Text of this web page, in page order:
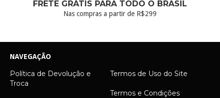
FRETE GRÁTIS PARA TODO O BRASIL
Nas compras a partir de R$299
NAVEGAÇÃO
Política de Devolução e
Troca
Termos de Uso do Site
Termos e Condições